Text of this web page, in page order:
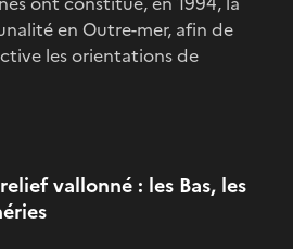
en Outre-mer, afin de
les orientations de
vallonné : les Bas, les